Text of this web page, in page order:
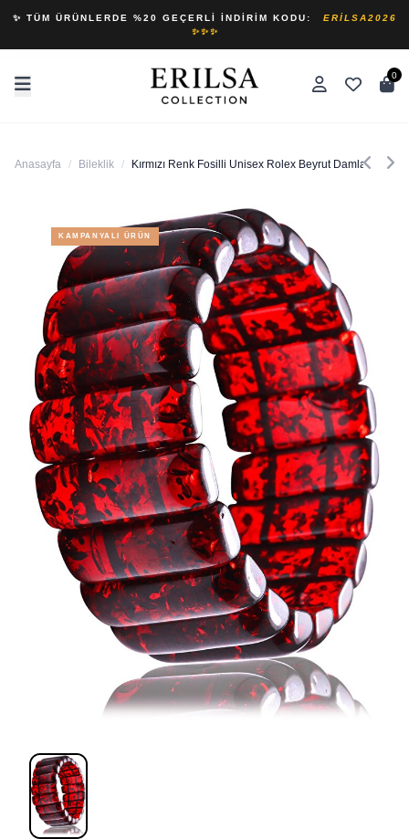
✨ TÜM ÜRÜNLERDE %20 GEÇERLI İNDIRIM KODU:
ERILSA2026
✨✨✨
0
Anasayfa / Bileklik / Kırmızı Renk Fosilli Unisex Rolex Beyrut Damla
KAMPANYALI ÜRÜN